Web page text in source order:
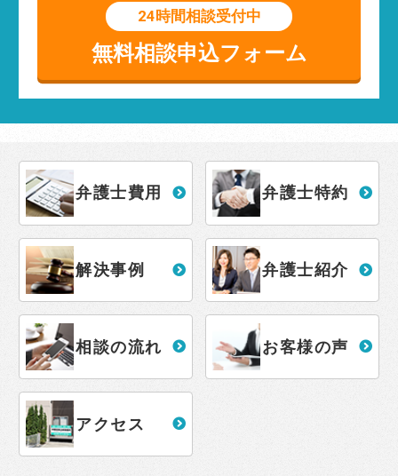
24時間相談受付中
無料相談申込フォーム
弁護士費用 弁護士特約
解決事例 弁護士紹介
相談の流れ お客様の声
アクセス